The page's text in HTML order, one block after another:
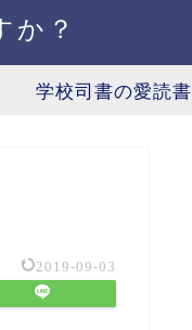
か？
学校司書の愛読書
2019-09-03